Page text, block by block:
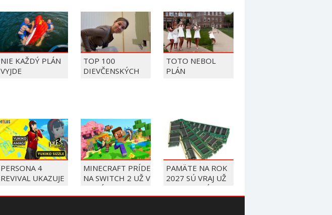
NIE KAŽDÝ PLÁN
VYJDE
TOP 100
DIEVČENSKÝCH
TOTO NEBOL
PLÁN
PERSONA 4
REVIVAL UKAZUJE
MINECRAFT PRÍDE
NA SWITCH 2 UŽ V
OKTÓBRI
PAMÄTE NA ROK
2027 SÚ VRAJ UŽ
VYPREDANÉ